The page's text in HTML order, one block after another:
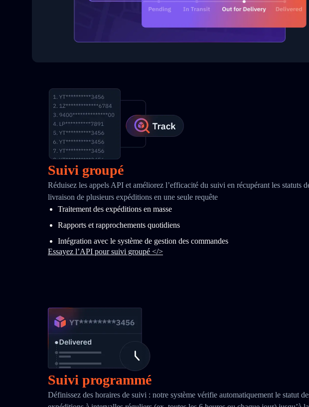
Suivi groupé
Réduisez les appels API et améliorez l’efficacité du suivi en récupérant les statuts
livraison de plusieurs expéditions en une seule requête
Traitement des expéditions en masse
Rapports et rapprochements quotidiens
Intégration avec le système de gestion des commandes
Essayez l’API pour suivi groupé </>
Suivi programmé
Définissez des horaires de suivi : notre système vérifie automatiquement le statut